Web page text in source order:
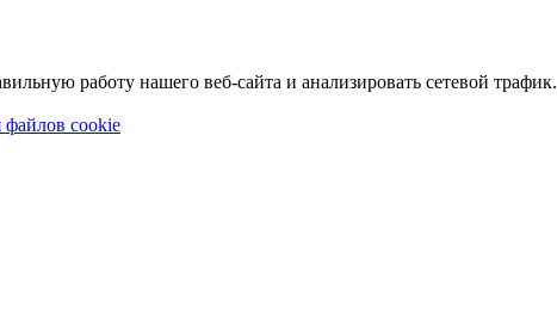
работу нашего веб-сайта и анализировать сетевой трафик.
файлов cookie